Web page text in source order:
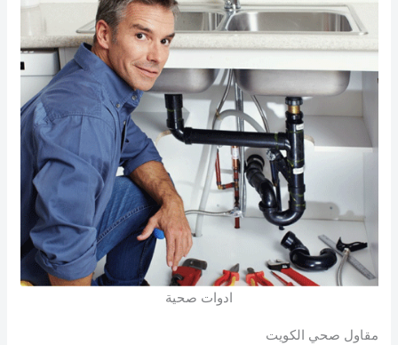
ادوات صحية
مقاول صحي الكويت